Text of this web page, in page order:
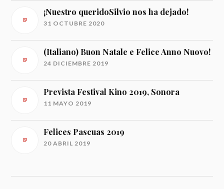
¡Nuestro queridoSilvio nos ha dejado!
31 OCTUBRE 2020
(Italiano) Buon Natale e Felice Anno Nuovo!
24 DICIEMBRE 2019
Prevista Festival Kino 2019, Sonora
11 MAYO 2019
Felices Pascuas 2019
20 ABRIL 2019